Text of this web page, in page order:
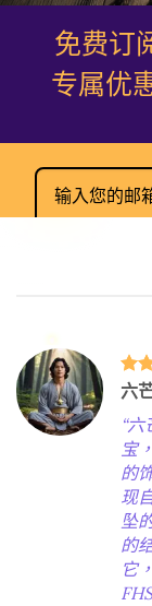
免费订
专属优
激
“
英
常
坠
它
伴
人
–